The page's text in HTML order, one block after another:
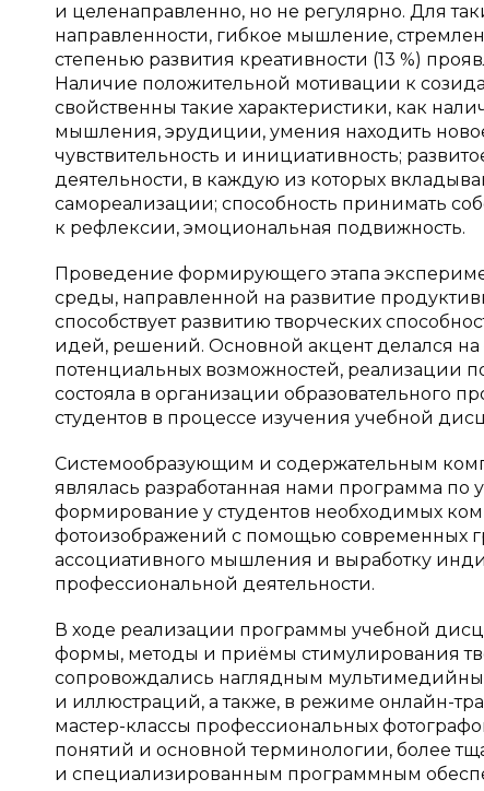
и целенаправленно, но не регулярно. Для
направленности, гибкое мышление,
степенью развития креативности (13 %)
Наличие положительной мотивации к
свойственны такие характеристики, как
мышления, эрудиции, умения находить
чувствительность и инициативность;
деятельности, в каждую из которых
самореализации; способность принимать
к рефлексии, эмоциональная подвижность.
Проведение формирующего этапа
среды, направленной на развитие
способствует развитию творческих
идей, решений. Основной акцент делался
потенциальных возможностей, реализации
состояла в организации образовательного
студентов в процессе изучения учебной
Системообразующим и содержательным
являлась разработанная нами программа
формирование у студентов необходимых
фотоизображений с помощью современных
ассоциативного мышления и выработку
профессиональной деятельности.
В ходе реализации программы учебной
формы, методы и приёмы стимулирования
сопровождались наглядным
и иллюстраций, а также, в режиме онлайн-
мастер-классы профессиональных
понятий и основной терминологии, более
и специализированным программным